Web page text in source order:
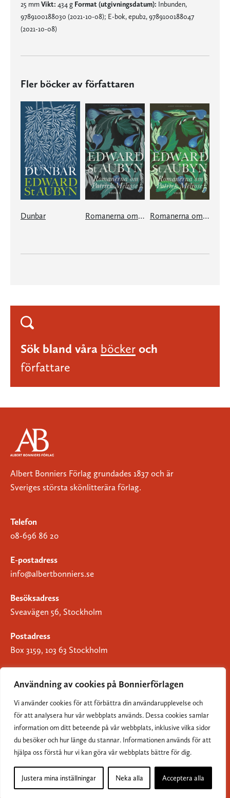
Användning av cookies på Bonnierförlagen
Vi använder cookies för att förbättra din användarupplevelse och
för att analysera hur vår webbplats används. Dessa cookies samlar
information om ditt beteende på vår webbplats, inklusive vilka sidor
du besöker och hur länge du stannar. Informationen används för att
hjälpa oss förstå hur vi kan göra vår webbplats bättre för dig.
Justera mina inställningar Neka alla Acceptera alla
25 mmVikt: 434 g Format (utgivningsdatum): Inbunden,
9789100188030 (2021-10-08); E-bok, epub2, 9789100188047
(2021-10-08)
Fler böcker av författaren
Dunbar Romanerna om Patrick Melrose. Vol 1 Romanerna om Patrick Melrose. Vol 2
Sök bland våra böcker och
författare
Albert Bonniers Förlag grundades 1837 och är
Sveriges största skönlitterära förlag.
Telefon
08-696 86 20
E-postadress
info@albertbonniers.se
Besöksadress
Sveavägen 56, Stockholm
Postadress
Box 3159, 103 63 Stockholm
Om Bonnierförlagen
Cookies
Integritetspolicy